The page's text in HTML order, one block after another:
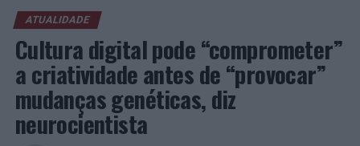
ATUALIDADE
Cultura digital pode “comprometer”
a criatividade antes de “provocar”
mudanças genéticas, diz
neurocientista